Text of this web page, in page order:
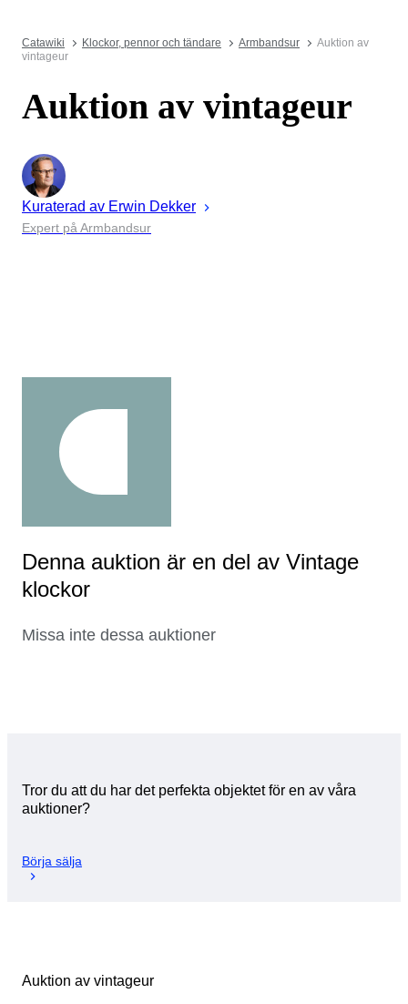
Catawiki Klockor, pennor och tändare Armbandsur
Auktion av
vintageur
Auktion av vintageur
Kuraterad av Erwin Dekker
Expert på Armbandsur
Denna auktion är en del av Vintage
klockor
Missa inte dessa auktioner
Tror du att du har det perfekta objektet för en av våra
auktioner?
Börja sälja
Auktion av vintageur